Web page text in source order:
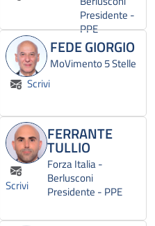
Presidente -
PPE
Scrivi
FEDE GIORGIO
MoVimento 5 Stelle
Scrivi
FERRANTE
TULLIO
Forza Italia -
Berlusconi
Presidente - PPE